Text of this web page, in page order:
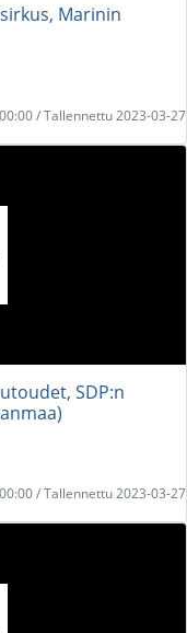
Marinin
/ Tallennettu 2023-03-27
SDP:n
/ Tallennettu 2023-03-27